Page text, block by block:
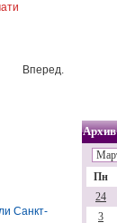
Вперед.
Санкт-
Архив
Пн
24
3